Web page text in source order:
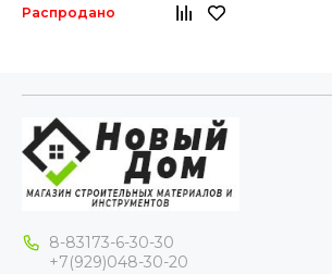
Распродано
8-83173-6-30-30
+7(929)048-30-20